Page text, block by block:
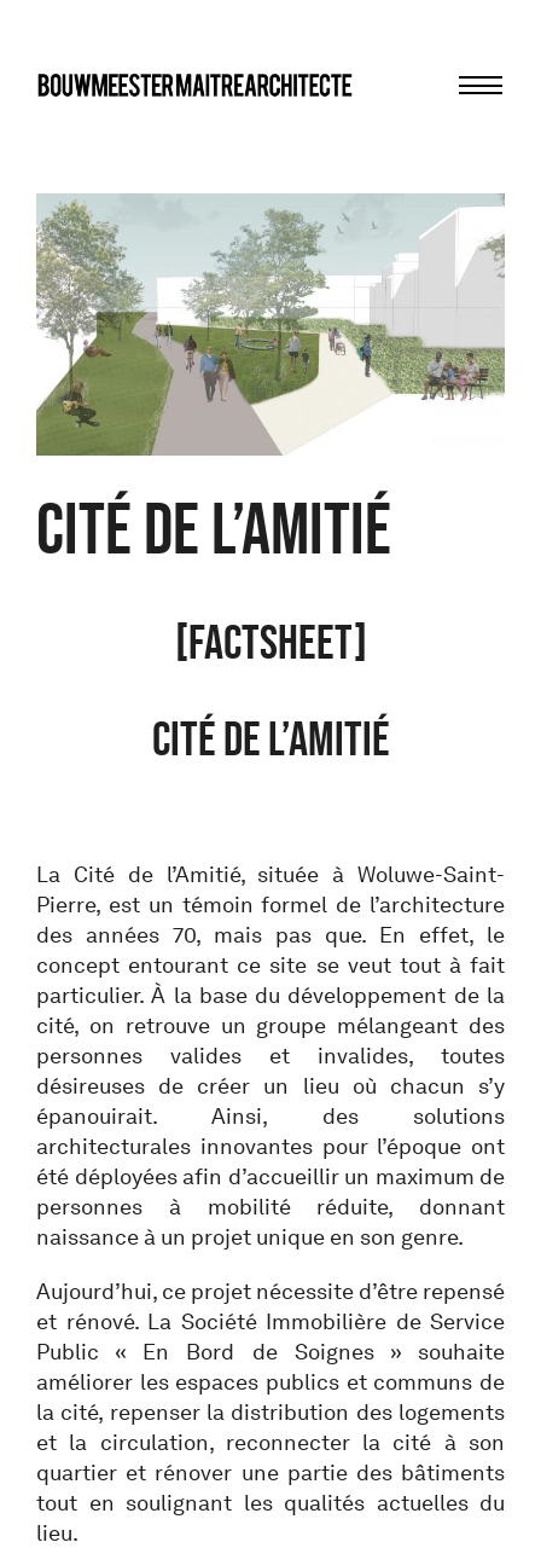
bma
CITÉ DE L’AMITIÉ
[FACTSHEET]
CITÉ DE L’AMITIÉ
La Cité de l’Amitié, située à Woluwe-Saint-
Pierre, est un témoin formel de l’architecture
des années 70, mais pas que. En effet, le
concept entourant ce site se veut tout à fait
particulier. À la base du développement de la
cité, on retrouve un groupe mélangeant des
personnes valides et invalides, toutes
désireuses de créer un lieu où chacun s’y
épanouirait. Ainsi, des solutions
architecturales innovantes pour l’époque ont
été déployées afin d’accueillir un maximum de
personnes à mobilité réduite, donnant
naissance à un projet unique en son genre.
Aujourd’hui, ce projet nécessite d’être repensé
et rénové. La Société Immobilière de Service
Public « En Bord de Soignes » souhaite
améliorer les espaces publics et communs de
la cité, repenser la distribution des logements
et la circulation, reconnecter la cité à son
quartier et rénover une partie des bâtiments
tout en soulignant les qualités actuelles du
lieu.